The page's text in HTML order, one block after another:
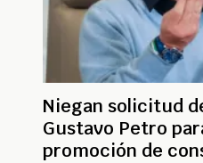
Niegan solicitud
Gustavo Petro
promoción de